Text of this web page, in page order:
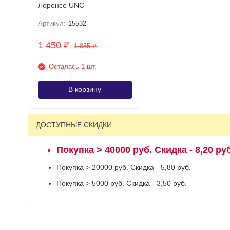
Лоренсе UNC
Артикул: 15532
1 450 ₽ 1 855₽
Осталась 1 шт.
В корзину
ДОСТУПНЫЕ СКИДКИ
Покупка > 40000 руб. Скидка - 8,20
Покупка > 20000 руб. Скидка - 5,80 руб.
Покупка > 5000 руб. Скидка - 3,50 руб.